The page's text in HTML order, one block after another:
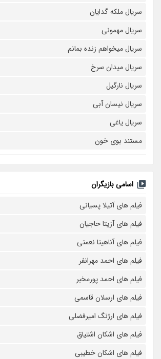
سریال ملکه گدایان
سریال مهمونی
سریال میخواهم زنده بمانم
سریال میدان سرخ
سریال نارگیل
سریال نیسان آبی
سریال یاغی
مستند بوی خون
اسامی بازیگران
فیلم های آتیلا پسیانی
فیلم های آزیتا حاجیان
فیلم های آناهیتا نعمتی
فیلم های احمد مهرانفر
فیلم های احمد پورمخبر
فیلم های ارسلان قاسمی
فیلم های ارژنگ امیرفضلی
فیلم های اشکان اشتیاق
فیلم های اشکان خطیبی